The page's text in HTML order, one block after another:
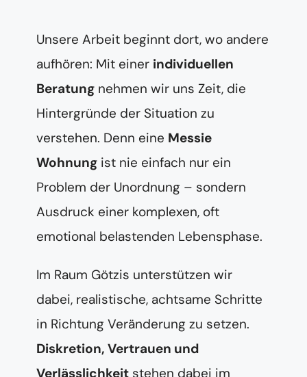
Unsere Arbeit beginnt dort, wo andere
aufhören: Mit einer individuellen
Beratung nehmen wir uns Zeit, die
Hintergründe der Situation zu
verstehen. Denn eine Messie
Wohnung ist nie einfach nur ein
Problem der Unordnung – sondern
Ausdruck einer komplexen, oft
emotional belastenden Lebensphase.
Im Raum Götzis unterstützen wir
dabei, realistische, achtsame Schritte
in Richtung Veränderung zu setzen.
Diskretion, Vertrauen und
Verlässlichkeit stehen dabei im